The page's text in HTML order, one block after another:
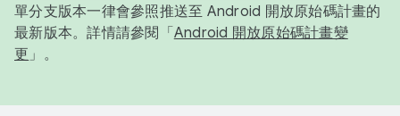
單分支版本一律會參照推送至 Android 開放原始碼計畫的
最新版本。詳情請參閱「 Android 開放原始碼計畫變
更 」。